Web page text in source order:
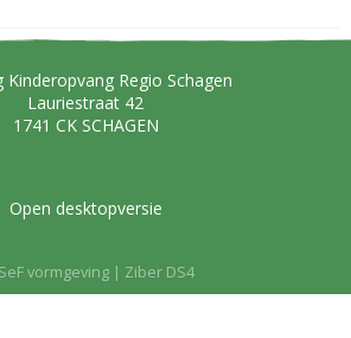
Kinderopvang Regio Schagen
Lauriestraat 42
1741 CK SCHAGEN
Open desktopversie
vormgeving | Ziber DS4